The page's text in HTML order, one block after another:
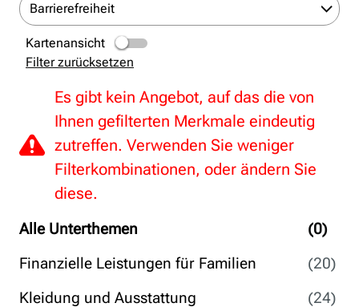
Alle Unterthemen
(0)
Finanzielle Leistungen für Familien
(20)
Kleidung und Ausstattung
(24)
Barrierefreiheit
Kartenansicht
Filter zurücksetzen
Es gibt kein Angebot, auf das die von
Ihnen gefilterten Merkmale eindeutig
zutreffen. Verwenden Sie weniger
Filterkombinationen, oder ändern Sie
diese.